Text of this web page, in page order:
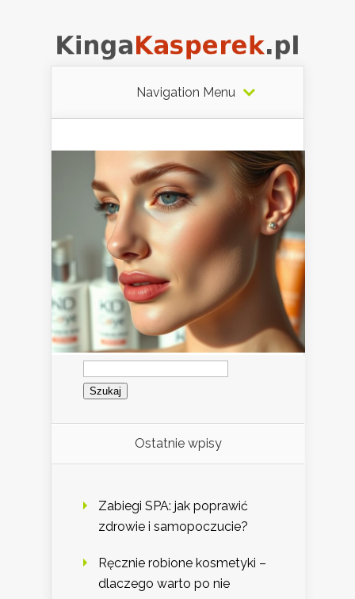
Navigation Menu
Szukaj:
Ostatnie wpisy
Zabiegi SPA: jak poprawić
zdrowie i samopoczucie?
Ręcznie robione kosmetyki –
dlaczego warto po nie